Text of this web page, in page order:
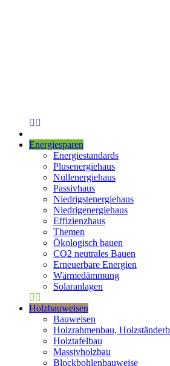
Energiesparen
Energiestandards
Plusenergiehaus
Nullenergiehaus
Passivhaus
Niedrigstenergiehaus
Niedrigenergiehaus
Effizienzhaus
Themen
Ökologisch bauen
CO2 neutrales Bauen
Erneuerbare Energien
Wärmedämmung
Solaranlagen
Holzbauweisen
Bauweisen
Holzrahmenbau,
Holztafelbau
Massivholzbau
Blockbohlenbauweise